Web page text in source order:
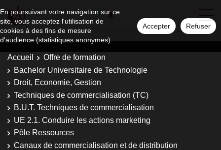
En poursuivant votre navigation sur ce
site, vous acceptez l'utilisation de
cookies à des fins de mesure
d'audience (statistiques anonymes).
Accepter Refuser
Accueil
Offre de formation
Bachelor Universitaire de Technologie
Droit, Economie, Gestion
Techniques de commercialisation (TC)
B.U.T. Techniques de commercialisation
UE 2.1. Conduire les actions marketing
Pôle Ressources
Canaux de commercialisation et de distribution